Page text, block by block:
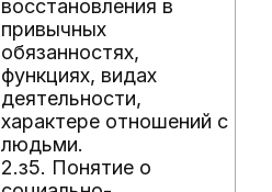
восстановления в
привычных
обязанностях,
функциях, видах
деятельности,
характере отношений с
людьми.
2.з5. Понятие о